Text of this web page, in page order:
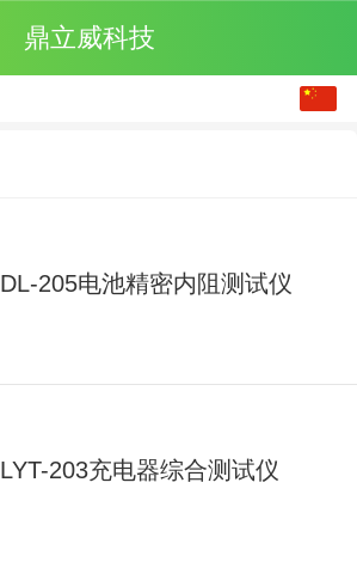
鼎立威科技
DL-205电池精密内阻测试仪
LYT-203充电器综合测试仪